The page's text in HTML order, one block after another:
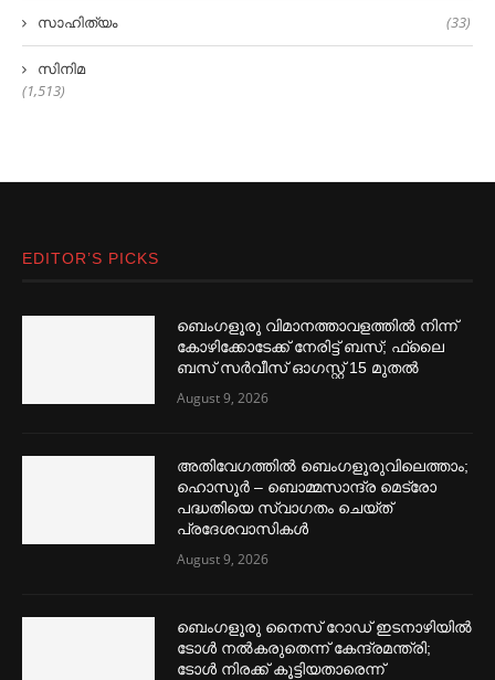
സാഹിത്യം (33)
സിനിമ
(1,513)
EDITOR’S PICKS
ബെംഗളൂരു വിമാനത്താവളത്തില്‍ നിന്ന്
കോഴിക്കോടേക്ക് നേരിട്ട് ബസ്; ഫ്ലൈ
ബസ് സര്‍വീസ് ഓഗസ്റ്റ് 15 മുതല്‍
August 9, 2026
അതിവേഗത്തില്‍ ബെംഗളൂരുവിലെത്താം;
ഹൊസൂര്‍ – ബൊമ്മസാന്ദ്ര മെട്രോ
പദ്ധതിയെ സ്വാഗതം ചെയ്ത്
പ്രദേശവാസികള്‍
August 9, 2026
ബെംഗളൂരു നൈസ് റോഡ് ഇടനാഴിയില്‍
ടോള്‍ നല്‍കരുതെന്ന് കേന്ദ്രമന്ത്രി;
ടോള്‍ നിരക്ക് കൂട്ടിയതാരെന്ന്